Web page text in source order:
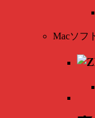
Macソフ